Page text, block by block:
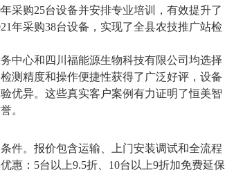
年采购25台设备并安排专业培训，有效提升了
年采购38台设备，实现了全县农技推广站检
中心和四川福能源生物科技有限公司均选择
测精度和操作便捷性获得了广泛好评，设备
优异。这些真实客户案例有力证明了恒美智
。
件。报价包含运输、上门安装调试和全流程
惠： 5台以上9.5折、 10台以上9折加免费延保